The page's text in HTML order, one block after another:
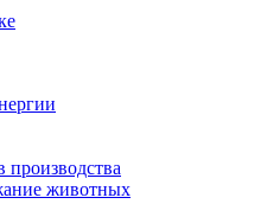
производства
животных